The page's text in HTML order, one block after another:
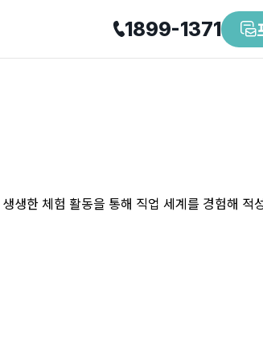
1899-1371
생한 체험 활동을 통해 직업 세계를 경험해 적